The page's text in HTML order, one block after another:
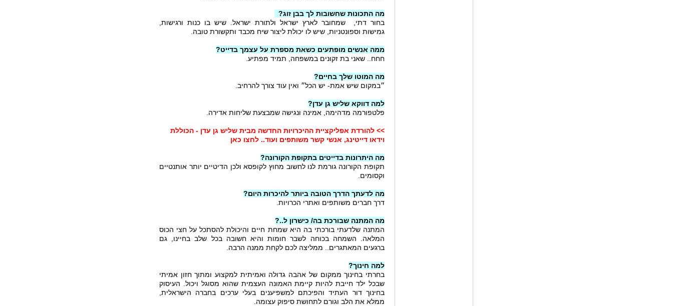
מה התכונות שחשובות לך בבן זוג?
בחור דתי, שמחובר לארץ ישראל ולתורת ישראל. שיש בו כנות ורגישות,
גמישות וספונטניות, שיש לו יכולת ליצור שיח מכבד ותקשורת טובה.
ממה אנשים מופתעים כשאת מספרת על עצמך בדייט?
חחח.. שאני בת זקונים במשפחה, תמיד מפתיע.
מה המוטו שלך בחיים?
״במקום שיש אמת- יש הכל״ ואין עוד צורך להרחיב.
למה דווקא שליש גן עדן?
פלטפורמה מדהימה, אמינה ונגישה שמבצעת שליחות אדירה.
>> להורדת אפליקציית ההיכרויות החדשה מבית שליש גן עדן - הכוללת
וידאו דייטינג, אנשי קשר משותפים ועוד.. לחצו כאן
מה היתרונות בדייטים בתקופת הקורונה?
תקופת הקורונה גורמת לנו לחשוב מחוץ לקופסא ולכן הדיטיים יותר אותנטיים
וקסומים.
מה לדעתך הדרך הטובה ביותר להיכרות היום?
דרך חברים משותפים ואתרי הכרויות.
מה המתנה שבורכת בה/ כישרון ל..?
המתנה שלדעתי בורכתי בה היא שמחת חיים והיכולת להסתכל על חצי הכוס
המלאה. השמחה בכוחה לשבר חומות והיא חשובה בכל שלב בחיינו, גם
ברגעים המאתגרים.. ממליצה לכם לקחת ממנה הרבה.
למה חינוך?
בחרתי בחינוך ממקום של אהבה גדולה ואמיתית למקצוע ומתוך חזון אמיתי
שבכל ילד חייבת להיות קיימת האמונה העצמית שהוא מסוגל ויכול. העיסוק
בחינוך דור העתיד והפיכתם למשפיענים בעלי ערכים בחברה הישראלית,
ממלא את הלב וגורם לתחושת סיפוק עצומה.